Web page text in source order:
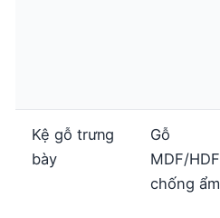
Kệ gỗ trưng
bày
Gỗ
MDF/HDF
chống ẩm